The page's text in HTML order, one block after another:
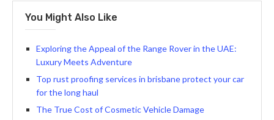
You Might Also Like
Exploring the Appeal of the Range Rover in the UAE:
Luxury Meets Adventure
Top rust proofing services in brisbane protect your car
for the long haul
The True Cost of Cosmetic Vehicle Damage